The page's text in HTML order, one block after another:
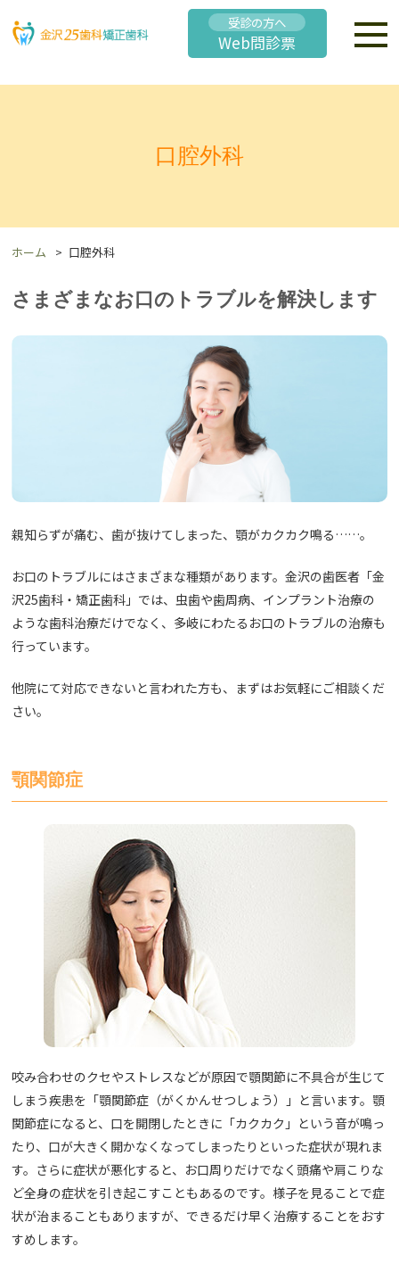
受診の方へ
Web問診票
口腔外科
ホーム 口腔外科
さまざまなお口のトラブルを解決します
親知らずが痛む、歯が抜けてしまった、顎がカクカク鳴る……。
お口のトラブルにはさまざまな種類があります。金沢の歯医者「金
沢25歯科・矯正歯科」では、虫歯や歯周病、インプラント治療の
ような歯科治療だけでなく、多岐にわたるお口のトラブルの治療も
行っています。
他院にて対応できないと言われた方も、まずはお気軽にご相談くだ
さい。
顎関節症
咬み合わせのクセやストレスなどが原因で顎関節に不具合が生じて
しまう疾患を「顎関節症（がくかんせつしょう）」と言います。顎
関節症になると、口を開閉したときに「カクカク」という音が鳴っ
たり、口が大きく開かなくなってしまったりといった症状が現れま
す。さらに症状が悪化すると、お口周りだけでなく頭痛や肩こりな
ど全身の症状を引き起こすこともあるのです。様子を見ることで症
状が治まることもありますが、できるだけ早く治療することをおす
すめします。